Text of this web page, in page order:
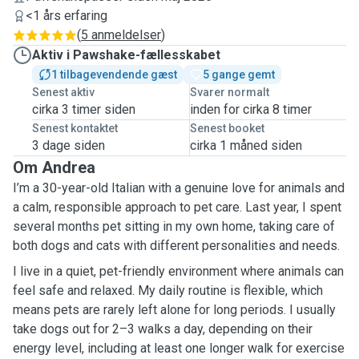
<1 års erfaring
(5 anmeldelser)
Aktiv i Pawshake-fællesskabet
1 tilbagevendende gæst
5 gange gemt
Senest aktiv
cirka 3 timer siden
Svarer normalt
inden for cirka 8 timer
Senest kontaktet
3 dage siden
Senest booket
cirka 1 måned siden
Om Andrea
I’m a 30-year-old Italian with a genuine love for animals and
a calm, responsible approach to pet care. Last year, I spent
several months pet sitting in my own home, taking care of
both dogs and cats with different personalities and needs.
I live in a quiet, pet-friendly environment where animals can
feel safe and relaxed. My daily routine is flexible, which
means pets are rarely left alone for long periods. I usually
take dogs out for 2–3 walks a day, depending on their
energy level, including at least one longer walk for exercise